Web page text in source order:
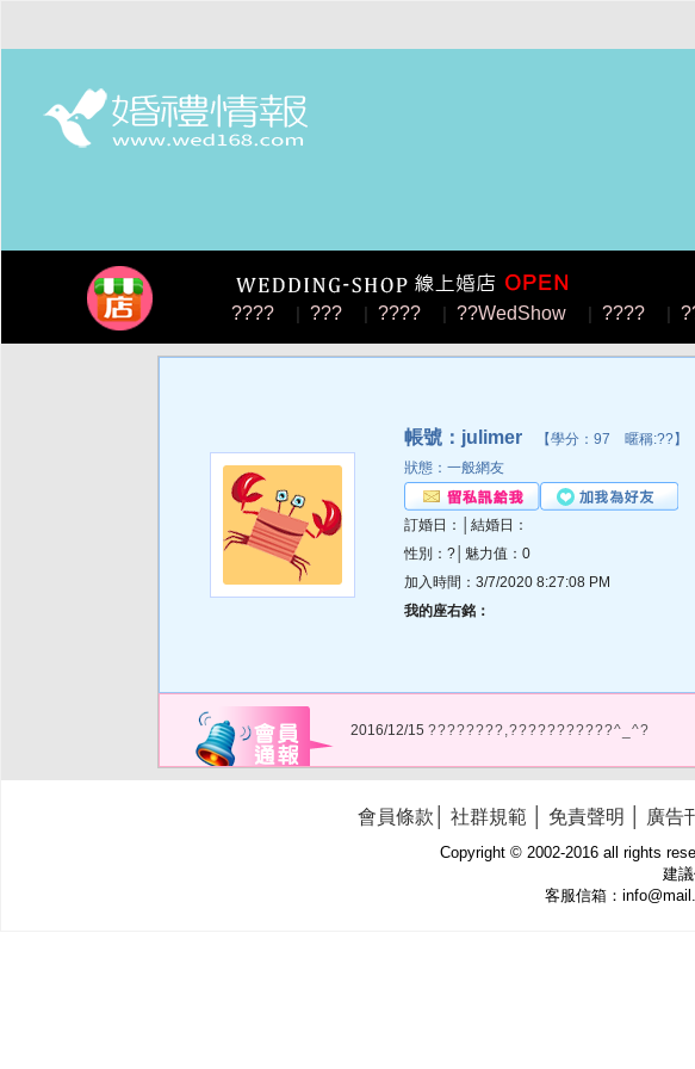
???? | ??? | ???? | ??WedShow | ???? |
帳號：julimer 【學分：97 暱稱:??】
狀態：一般網友
訂婚日：│結婚日：
性別：?│魅力值：0
加入時間：3/7/2020 8:27:08 PM
我的座右銘：
2016/12/15 ????????,???????????^_^?
會員條款 社群規範 免責聲明 廣告
Copyright © 2002-2016 all rights
建
客服信箱：